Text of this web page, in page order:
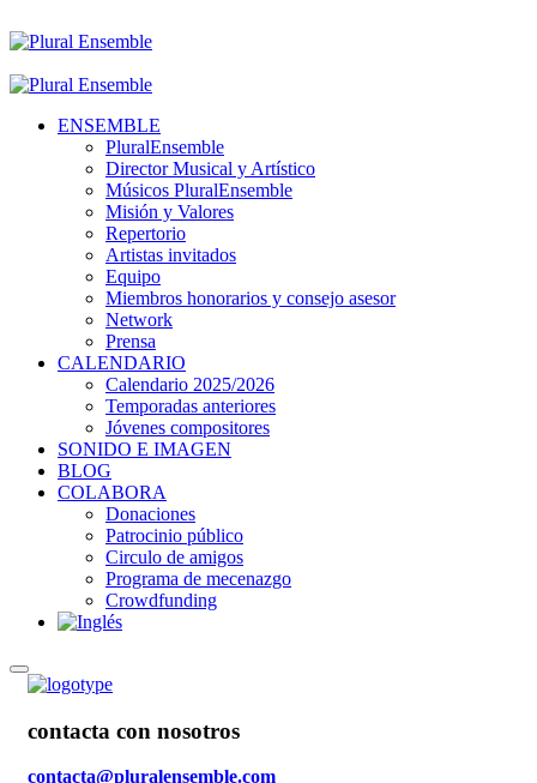
ENSEMBLE
PluralEnsemble
Director Musical y Artístico
Músicos PluralEnsemble
Misión y Valores
Repertorio
Artistas invitados
Equipo
Miembros honorarios y consejo asesor
Network
Prensa
CALENDARIO
Calendario 2025/2026
Temporadas anteriores
Jóvenes compositores
SONIDO E IMAGEN
BLOG
COLABORA
Donaciones
Patrocinio público
Circulo de amigos
Programa de mecenazgo
Crowdfunding
contacta con nosotros
contacta@pluralensemble.com